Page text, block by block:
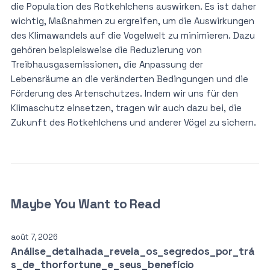
die Population des Rotkehlchens auswirken. Es ist daher
wichtig, Maßnahmen zu ergreifen, um die Auswirkungen
des Klimawandels auf die Vogelwelt zu minimieren. Dazu
gehören beispielsweise die Reduzierung von
Treibhausgasemissionen, die Anpassung der
Lebensräume an die veränderten Bedingungen und die
Förderung des Artenschutzes. Indem wir uns für den
Klimaschutz einsetzen, tragen wir auch dazu bei, die
Zukunft des Rotkehlchens und anderer Vögel zu sichern.
Maybe You Want to Read
août 7, 2026
Análise_detalhada_revela_os_segredos_por_trá
s_de_thorfortune_e_seus_benefício